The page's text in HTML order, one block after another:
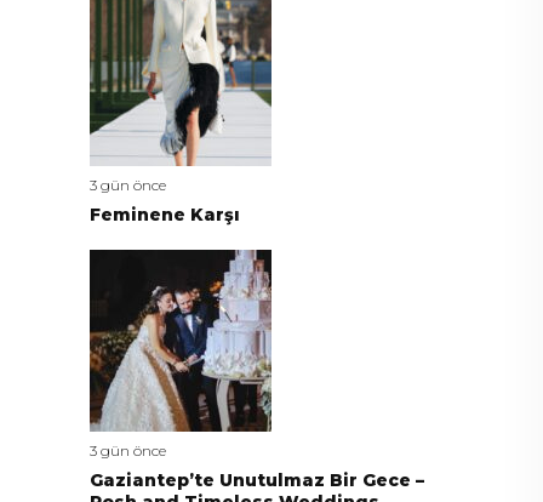
3 gün önce
Feminene Karşı
3 gün önce
Gaziantep’te Unutulmaz Bir Gece –